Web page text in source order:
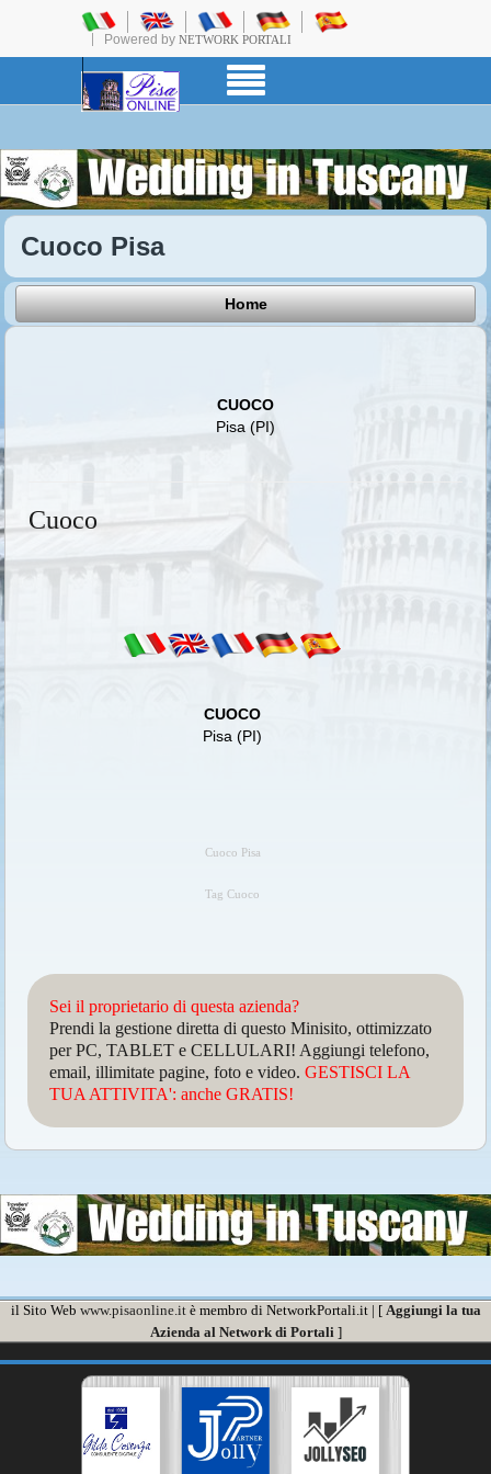
Powered by NETWORK PORTALI
Cuoco Pisa
Home
CUOCO
Pisa (PI)
Cuoco
CUOCO
Pisa (PI)
Cuoco Pisa
Tag Cuoco
Sei il proprietario di questa azienda?
Prendi la gestione diretta di questo Minisito, ottimizzato
per PC, TABLET e CELLULARI! Aggiungi telefono,
email, illimitate pagine, foto e video.GESTISCI LA
TUA ATTIVITA': anche GRATIS!
il Sito Web www.pisaonline.itè membro di NetworkPortali.it | [ Aggiungi la tua
Azienda al Network di Portali ]